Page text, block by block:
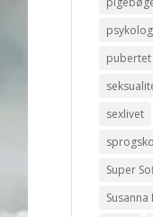
pubertet
sexlivet
Super